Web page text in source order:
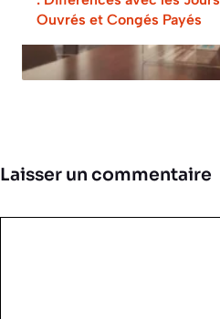
Ouvrés et Congés Payés
Laisser un commentaire